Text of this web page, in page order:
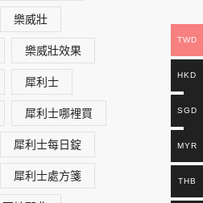
樂威壯
樂威壯效果
犀利士
犀利士哪裡買
犀利士每日錠
犀利士處方箋
TWD
HKD
SGD
MYR
THB